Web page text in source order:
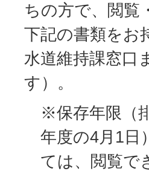
ちの方で、閲覧
下記の書類をお
水道維持課窓口
す）。
※保存年限（
年度の4月1日
ては、閲覧で